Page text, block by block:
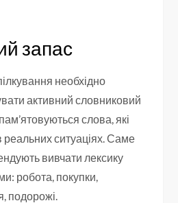
запас
необхідно
активний словниковий
слова, які
реальних ситуаціях. Саме
вивчати лексику
робота, покупки,
подорожі.